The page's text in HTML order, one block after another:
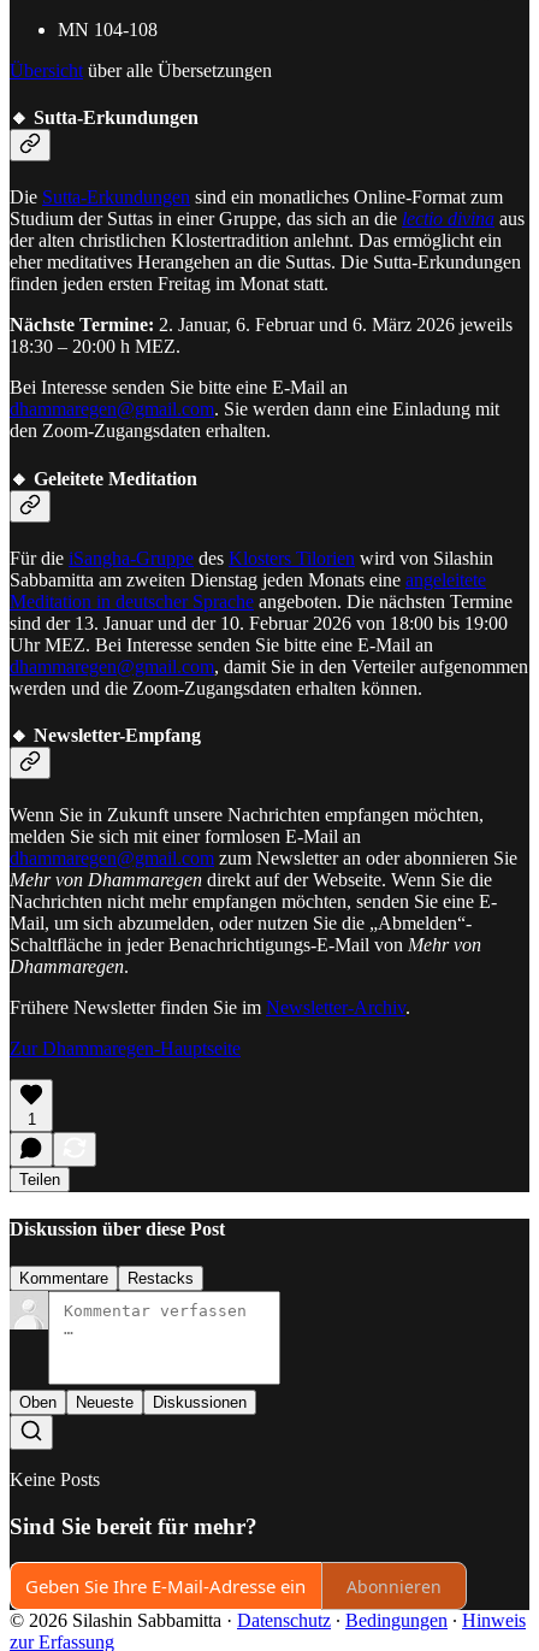
MN 104-108
Übersicht über alle Übersetzungen
🔸 Sutta-Erkundungen
Die Sutta-Erkundungen sind ein monatliches Online-Format zum
Studium der Suttas in einer Gruppe, das sich an die lectio divina aus
der alten christlichen Klostertradition anlehnt. Das ermöglicht ein
eher meditatives Herangehen an die Suttas. Die Sutta-Erkundungen
finden jeden ersten Freitag im Monat statt.
Nächste Termine: 2. Januar, 6. Februar und 6. März 2026 jeweils
18:30 – 20:00 h MEZ.
Bei Interesse senden Sie bitte eine E-Mail an
dhammaregen@gmail.com. Sie werden dann eine Einladung mit
den Zoom-Zugangsdaten erhalten.
🔸 Geleitete Meditation
Für die iSangha-Gruppe des Klosters Tilorien wird von Silashin
Sabbamitta am zweiten Dienstag jeden Monats eine angeleitete
Meditation in deutscher Sprache angeboten. Die nächsten Termine
sind der 13. Januar und der 10. Februar 2026 von 18:00 bis 19:00
Uhr MEZ. Bei Interesse senden Sie bitte eine E-Mail an
dhammaregen@gmail.com, damit Sie in den Verteiler aufgenommen
werden und die Zoom-Zugangsdaten erhalten können.
🔸 Newsletter-Empfang
Wenn Sie in Zukunft unsere Nachrichten empfangen möchten,
melden Sie sich mit einer formlosen E-Mail an
dhammaregen@gmail.com zum Newsletter an oder abonnieren Sie
Mehr von Dhammaregen direkt auf der Webseite. Wenn Sie die
Nachrichten nicht mehr empfangen möchten, senden Sie eine E-
Mail, um sich abzumelden, oder nutzen Sie die „Abmelden“-
Schaltfläche in jeder Benachrichtigungs-E-Mail von Mehr von
Dhammaregen.
Frühere Newsletter finden Sie im Newsletter-Archiv.
Zur Dhammaregen-Hauptseite
1
Teilen
Diskussion über diese Post
Kommentare Restacks
Oben Neueste Diskussionen
Keine Posts
Sind Sie bereit für mehr?
Abonnieren
© 2026 Silashin Sabbamitta · Datenschutz ∙ Bedingungen ∙ Hinweis
zur Erfassung